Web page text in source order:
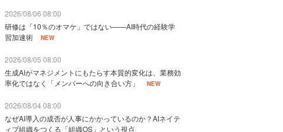
2026/08/06 08:00
研修は「10％のオマケ」ではない——AI時代の経験学
習加速術
NEW
2026/08/05 08:00
生成AIがマネジメントにもたらす本質的変化は、業務効
率化ではなく「メンバーへの向き合い方」
NEW
2026/08/04 08:00
なぜAI導入の成否が人事にかかっているのか？AIネイテ
ィブ組織をつくる「組織OS」という視点